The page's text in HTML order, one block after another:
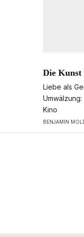
Die Kunst
Liebe als
Umwälzung:
Kino
BENJAMIN